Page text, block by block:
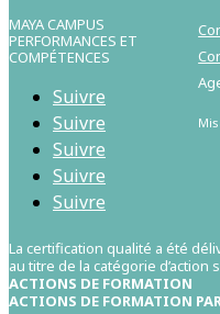
MAYA CAMPUS
PERFORMANCES ET
COMPÉTENCES
Suivre
Suivre
Suivre
Suivre
Suivre
La certification qualité a été
au titre de la catégorie d’action
ACTIONS DE FORMATION
ACTIONS DE FORMATION